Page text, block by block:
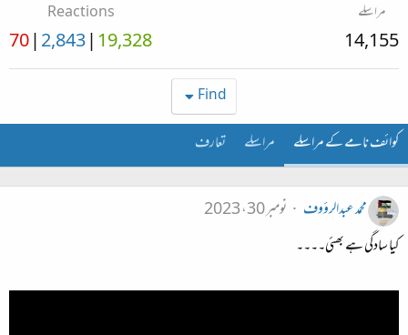
مراسلے
14,155
Reactions
19,328
2,843
70
Find
کوائف نامے کے مراسلے مراسلے تعارف
محمد عبدالرؤوف
نومبر 30، 2023
کیا سادگی ہے بھئی۔۔۔۔